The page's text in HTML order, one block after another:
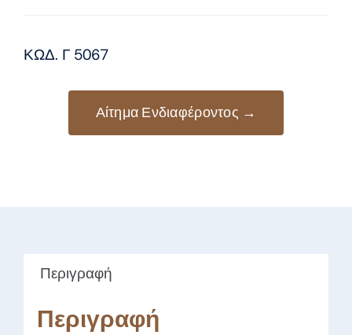
ΚΩΔ. Γ 5067
Αίτημα Ενδιαφέροντος →
Περιγραφή
Περιγραφή